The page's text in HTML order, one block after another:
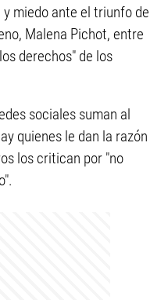
miedo ante el triunfo de
Malena Pichot, entre
derechos" de los
sociales suman al
quienes le dan la razón
los critican por "no